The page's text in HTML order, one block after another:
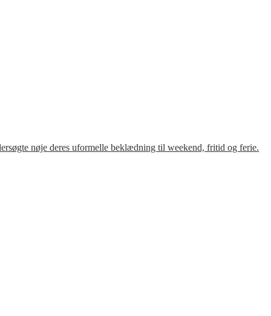
nøje deres uformelle beklædning til weekend, fritid og ferie.